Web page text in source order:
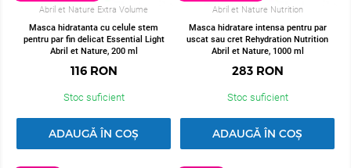
Abril et Nature Extra Volume
Masca hidratanta cu celule stem
pentru par fin delicat Essential Light
Abril et Nature, 200 ml
116 RON
Stoc suficient
ADAUGĂ ÎN COȘ
Abril et Nature Nutrition
Masca hidratare intensa pentru par
uscat sau cret Rehydration Nutrition
Abril et Nature, 1000 ml
283 RON
Stoc suficient
ADAUGĂ ÎN COȘ